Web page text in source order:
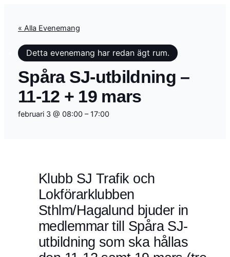
« Alla Evenemang
Detta evenemang har redan ägt rum.
Spåra SJ-utbildning –
11-12 + 19 mars
februari 3 @ 08:00–17:00
Klubb SJ Trafik och
Lokförarklubben
Sthlm/Hagalund bjuder in
medlemmar till Spåra SJ-
utbildning som ska hållas